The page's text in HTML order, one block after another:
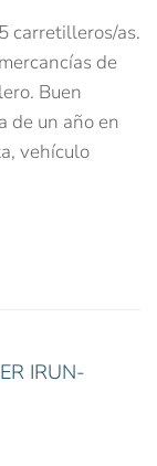
carretilleros/as.
de
Buen
de un año en
vehículo
IRUN-